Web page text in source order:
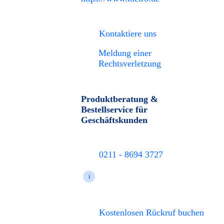
Kontaktiere uns
Meldung einer
Rechtsverletzung
Produktberatung &
Bestellservice für
Geschäftskunden
0211 - 8694 3727
i
Kostenlosen Rückruf buchen